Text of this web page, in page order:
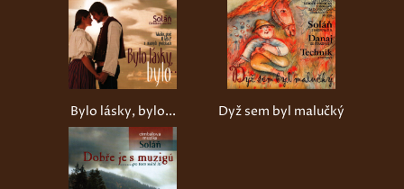
Bylo lásky, bylo... Dyž sem byl malučký